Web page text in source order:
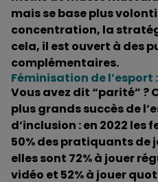
mais se base plus
concentration, la
cela, il est ouvert à des
complémentaires.
Féminisation de l’esport
Vous avez dit “parité” ?
plus grands succès de
d’inclusion : en 2022 les
50% des pratiquants de
elles sont 72% à jouer
vidéo et 52% à jouer